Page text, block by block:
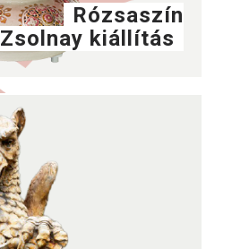
Rózsaszín
Zsolnay kiállítás